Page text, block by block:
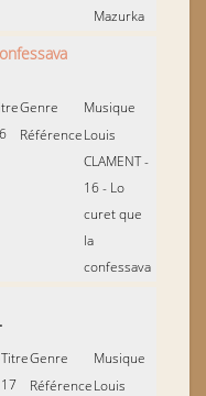
Mazurka
Genre
Musique
RéférenceLouis
CLAMENT -
16 - Lo
curet que
la
confessava
Titre
17
Genre
Musique
RéférenceLouis